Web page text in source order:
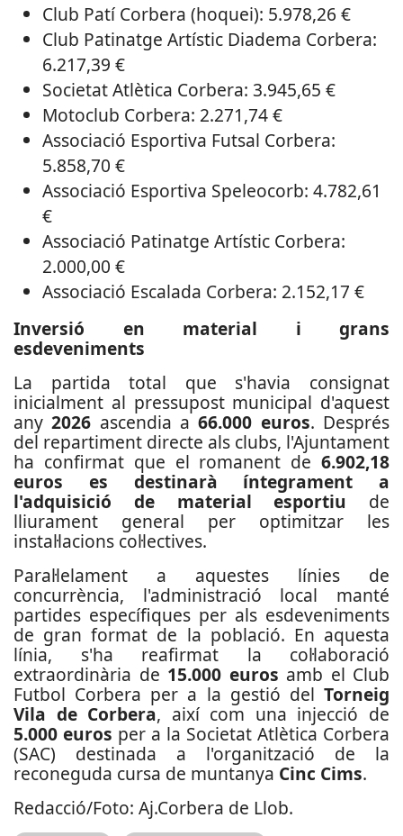
Club Patí Corbera (hoquei): 5.978,26 €
Club Patinatge Artístic Diadema Corbera:
6.217,39 €
Societat Atlètica Corbera: 3.945,65 €
Motoclub Corbera: 2.271,74 €
Associació Esportiva Futsal Corbera:
5.858,70 €
Associació Esportiva Speleocorb: 4.782,61
€
Associació Patinatge Artístic Corbera:
2.000,00 €
Associació Escalada Corbera: 2.152,17 €
Inversió en material i grans
esdeveniments
La partida total que s'havia consignat
inicialment al pressupost municipal d'aquest
any2026 ascendia a66.000 euros. Després
del repartiment directe als clubs, l'Ajuntament
ha confirmat que el romanent de 6.902,18
euros es destinarà íntegrament a
l'adquisició de material esportiu de
lliurament general per optimitzar les
instal·lacions col·lectives.
Paral·lelament a aquestes línies de
concurrència, l'administració local manté
partides específiques per als esdeveniments
de gran format de la població. En aquesta
línia, s'ha reafirmat la col·laboració
extraordinària de 15.000 euros amb el Club
Futbol Corbera per a la gestió del Torneig
Vila de Corbera, així com una injecció de
5.000 euros per a la Societat Atlètica Corbera
(SAC) destinada a l'organització de la
reconeguda cursa de muntanya Cinc Cims.
Redacció/Foto: Aj.Corbera de Llob.